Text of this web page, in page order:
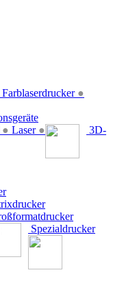
Farblaserdrucker ●
● Laser ● 3D-
Spezialdrucker